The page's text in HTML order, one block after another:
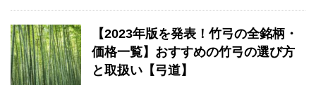
【2023年版を発表！竹弓の全銘柄・
価格一覧】おすすめの竹弓の選び方
と取扱い【弓道】